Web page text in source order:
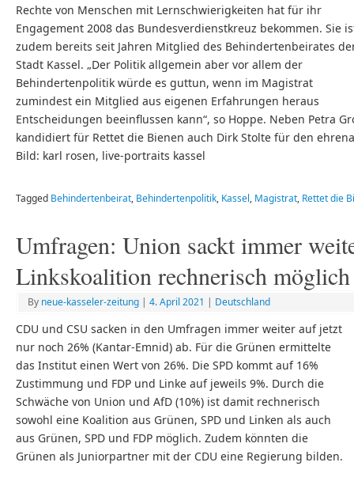
Rechte von Menschen mit Lernschwierigkeiten hat für ihr
Engagement 2008 das Bundesverdienstkreuz bekommen. Sie
zudem bereits seit Jahren Mitglied des Behindertenbeirates
Stadt Kassel. „Der Politik allgemein aber vor allem der
Behindertenpolitik würde es guttun, wenn im Magistrat
zumindest ein Mitglied aus eigenen Erfahrungen heraus
Entscheidungen beeinflussen kann“, so Hoppe. Neben Petra
kandidiert für Rettet die Bienen auch Dirk Stolte für den
Bild: karl rosen, live-portraits kassel
Tagged Behindertenbeirat, Behindertenpolitik, Kassel, Magistrat, Rettet die
Umfragen: Union sackt immer
Linkskoalition rechnerisch möglich
By neue-kasseler-zeitung | 4. April 2021 | Deutschland
CDU und CSU sacken in den Umfragen immer weiter auf jetzt
nur noch 26% (Kantar-Emnid) ab. Für die Grünen ermittelte
das Institut einen Wert von 26%. Die SPD kommt auf 16%
Zustimmung und FDP und Linke auf jeweils 9%. Durch die
Schwäche von Union und AfD (10%) ist damit rechnerisch
sowohl eine Koalition aus Grünen, SPD und Linken als auch
aus Grünen, SPD und FDP möglich. Zudem könnten die
Grünen als Juniorpartner mit der CDU eine Regierung bilden.